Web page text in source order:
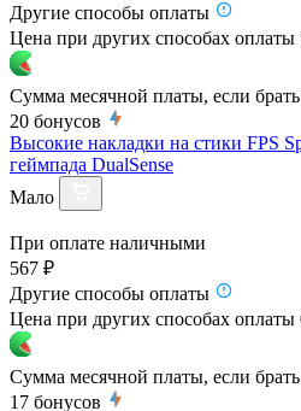
Другие способы оплаты
Цена при других способах оплаты
Сумма месячной платы, если
20 бонусов
Высокие накладки на стики FPS
геймпада DualSense
Мало
При оплате наличными
567 ₽
Другие способы оплаты
Цена при других способах оплаты
Сумма месячной платы, если
17 бонусов